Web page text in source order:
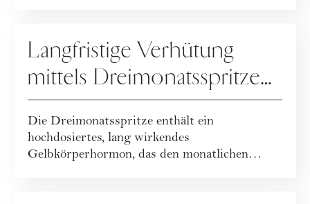
Langfristige Verhütung
mittels Dreimonatsspritze
(Depotspritze): Wirkung,
Vorteile und Nachteile
Die Dreimonatsspritze enthält ein
hochdosiertes, lang wirkendes
Gelbkörperhormon, das den monatlichen